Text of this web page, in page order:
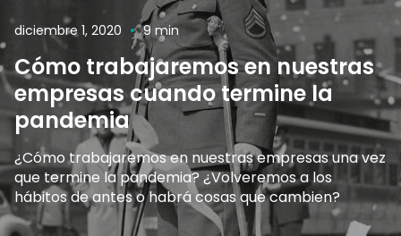
diciembre 1, 2020 9 min
Cómo trabajaremos en nuestras
empresas cuando termine la
pandemia
¿Cómo trabajaremos en nuestras empresas una vez
que termine la pandemia? ¿Volveremos a los
hábitos de antes o habrá cosas que cambien?